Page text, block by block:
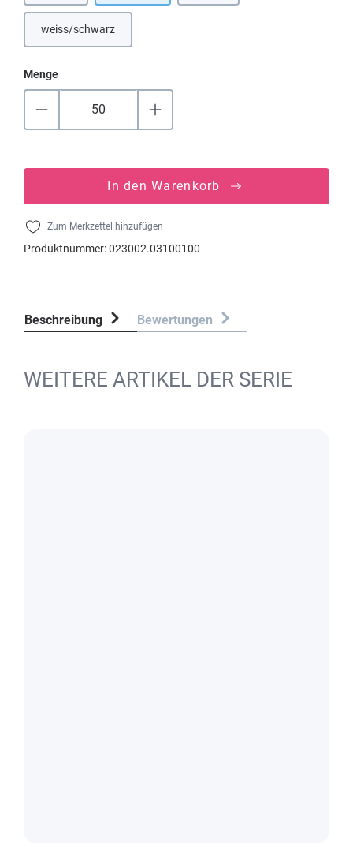
weiss/schwarz(Diese Option ist zurzeit nicht verfügbar.)
Menge
In den Warenkorb
Zum Merkzettel hinzufügen
Produktnummer:023002.03100100
Beschreibung Bewertungen
WEITERE ARTIKEL DER SERIE